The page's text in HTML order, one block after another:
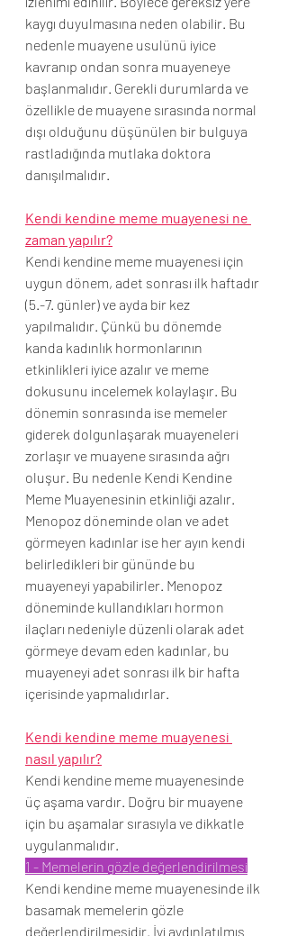
kaygı duyulmasına neden olabilir. Bu
nedenle muayene usulünü iyice
kavranıp ondan sonra muayeneye
başlanmalıdır. Gerekli durumlarda ve
özellikle de muayene sırasında normal
dışı olduğunu düşünülen bir bulguya
rastladığında mutlaka doktora
danışılmalıdır.
Kendi kendine meme muayenesi ne
zaman yapılır?
Kendi kendine meme muayenesi için
uygun dönem, adet sonrası ilk haftadır
(5.-7. günler) ve ayda bir kez
yapılmalıdır. Çünkü bu dönemde
kanda kadınlık hormonlarının
etkinlikleri iyice azalır ve meme
dokusunu incelemek kolaylaşır. Bu
dönemin sonrasında ise memeler
giderek dolgunlaşarak muayeneleri
zorlaşır ve muayene sırasında ağrı
oluşur. Bu nedenle Kendi Kendine
Meme Muayenesinin etkinliği azalır.
Menopoz döneminde olan ve adet
görmeyen kadınlar ise her ayın kendi
belirledikleri bir gününde bu
muayeneyi yapabilirler. Menopoz
döneminde kullandıkları hormon
ilaçları nedeniyle düzenli olarak adet
görmeye devam eden kadınlar, bu
muayeneyi adet sonrası ilk bir hafta
içerisinde yapmalıdırlar.
Kendi kendine meme muayenesi
nasıl yapılır?
Kendi kendine meme muayenesinde
üç aşama vardır. Doğru bir muayene
için bu aşamalar sırasıyla ve dikkatle
uygulanmalıdır.
1 - Memelerin gözle değerlendirilmesi
Kendi kendine meme muayenesinde ilk
basamak memelerin gözle
değerlendirilmesidir. İyi aydınlatılmış